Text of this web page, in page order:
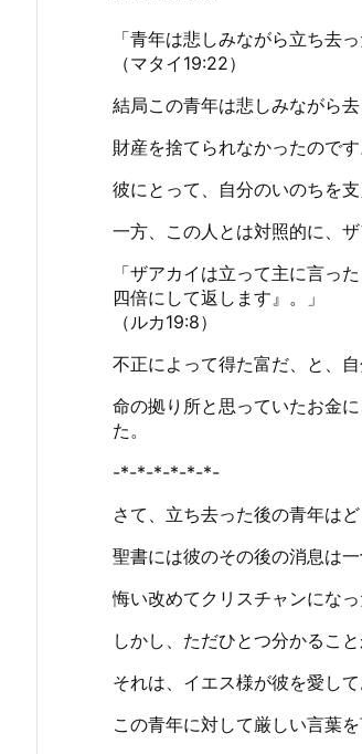
「青年は悲しみながら立ち去っ
（マタイ19:22）
結局この青年は悲しみながら去
財産を捨てられなかったのです
彼にとって、自分のいのちを
一方、この人とは対照的に、
「ザアカイは立って主に言っ
四倍にして返します』。」
（ルカ19:8）
不正によって得た富だ、と、
命の拠り所と思っていたお金
た。
-*-*-*-*-*-*-
さて、立ち去った後の青年は
聖書には彼のその後の消息は一
悔い改めてクリスチャンにな
しかし、ただひとつ分かること
それは、イエス様が彼を愛して
この青年に対して厳しい言葉